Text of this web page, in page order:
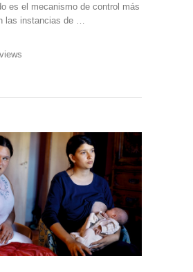
es el mecanismo de control más
las instancias de …